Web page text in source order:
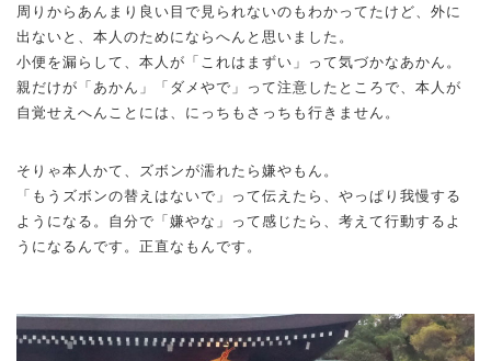
周りからあんまり良い目で見られないのもわかってたけど、外に
出ないと、本人のためにならへんと思いました。
小便を漏らして、本人が「これはまずい」って気づかなあかん。
親だけが「あかん」「ダメやで」って注意したところで、本人が
自覚せえへんことには、にっちもさっちも行きません。
そりゃ本人かて、ズボンが濡れたら嫌やもん。
「もうズボンの替えはないで」って伝えたら、やっぱり我慢する
ようになる。自分で「嫌やな」って感じたら、考えて行動するよ
うになるんです。正直なもんです。